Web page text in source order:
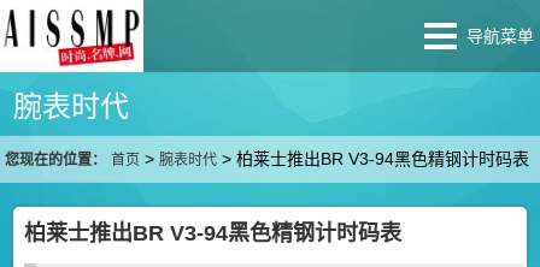
导航菜单
腕表时代
您现在的位置： 首页 >腕表时代 >柏莱士推出BR V3-94黑色精钢计时码表
柏莱士推出BR V3-94黑色精钢计时码表